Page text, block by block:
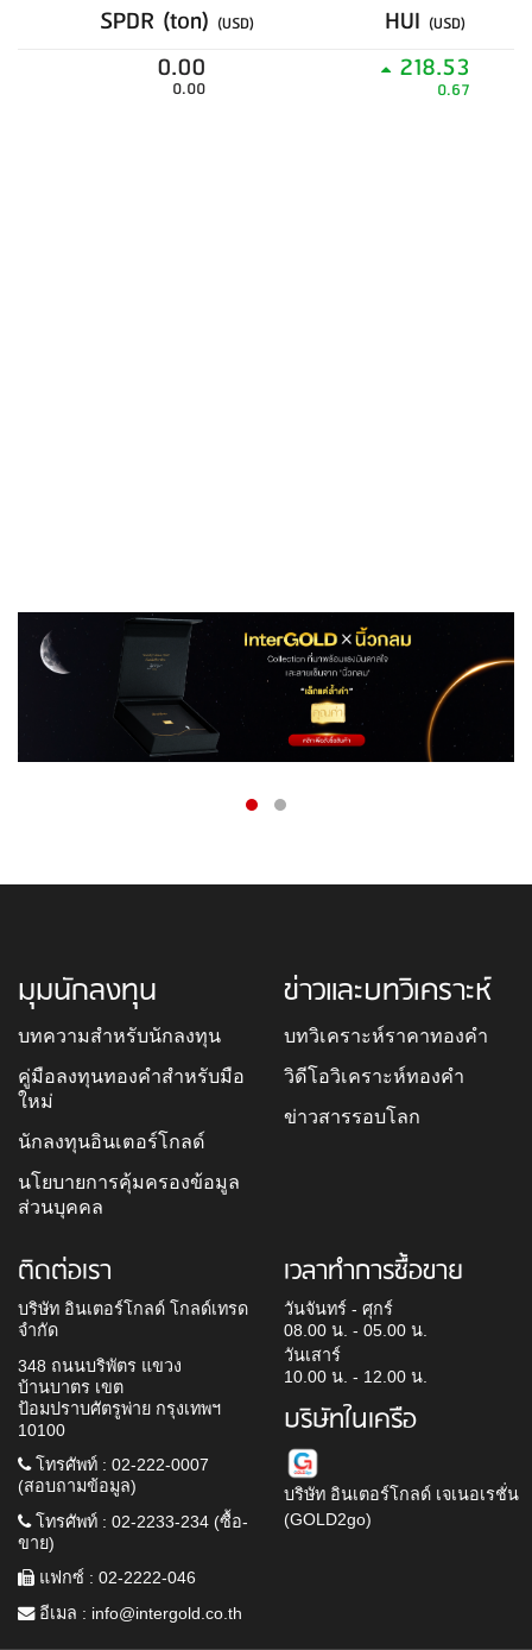
SPDR (ton) (USD) HUI (USD)
0.00
0.00
218.53
0.67
มุมนักลงทุน
บทความสำหรับนักลงทุน
คู่มือลงทุนทองคำสำหรับมือ
ใหม่
นักลงทุนอินเตอร์โกลด์
นโยบายการคุ้มครองข้อมูล
ส่วนบุคคล
ข่าวและบทวิเคราะห์
บทวิเคราะห์ราคาทองคำ
วิดีโอวิเคราะห์ทองคำ
ข่าวสารรอบโลก
ติดต่อเรา
บริษัท อินเตอร์โกลด์ โกลด์เทรด
จำกัด
348 ถนนบริพัตร แขวง
บ้านบาตร เขต
ป้อมปราบศัตรูพ่าย กรุงเทพฯ
10100
โทรศัพท์ : 02-222-0007
(สอบถามข้อมูล)
โทรศัพท์ : 02-2233-234 (ซื้อ-
ขาย)
แฟกซ์ : 02-2222-046
อีเมล : info@intergold.co.th
เวลาทำการซื้อขาย
วันจันทร์ - ศุกร์
08.00 น. - 05.00 น.
วันเสาร์
10.00 น. - 12.00 น.
บริษัทในเครือ
บริษัท อินเตอร์โกลด์ เจเนอเรชั่น
(GOLD2go)